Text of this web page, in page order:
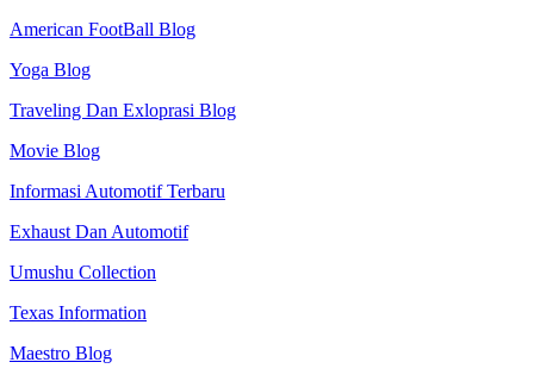
American FootBall Blog
Yoga Blog
Traveling Dan Exloprasi Blog
Movie Blog
Informasi Automotif Terbaru
Exhaust Dan Automotif
Umushu Collection
Texas Information
Maestro Blog